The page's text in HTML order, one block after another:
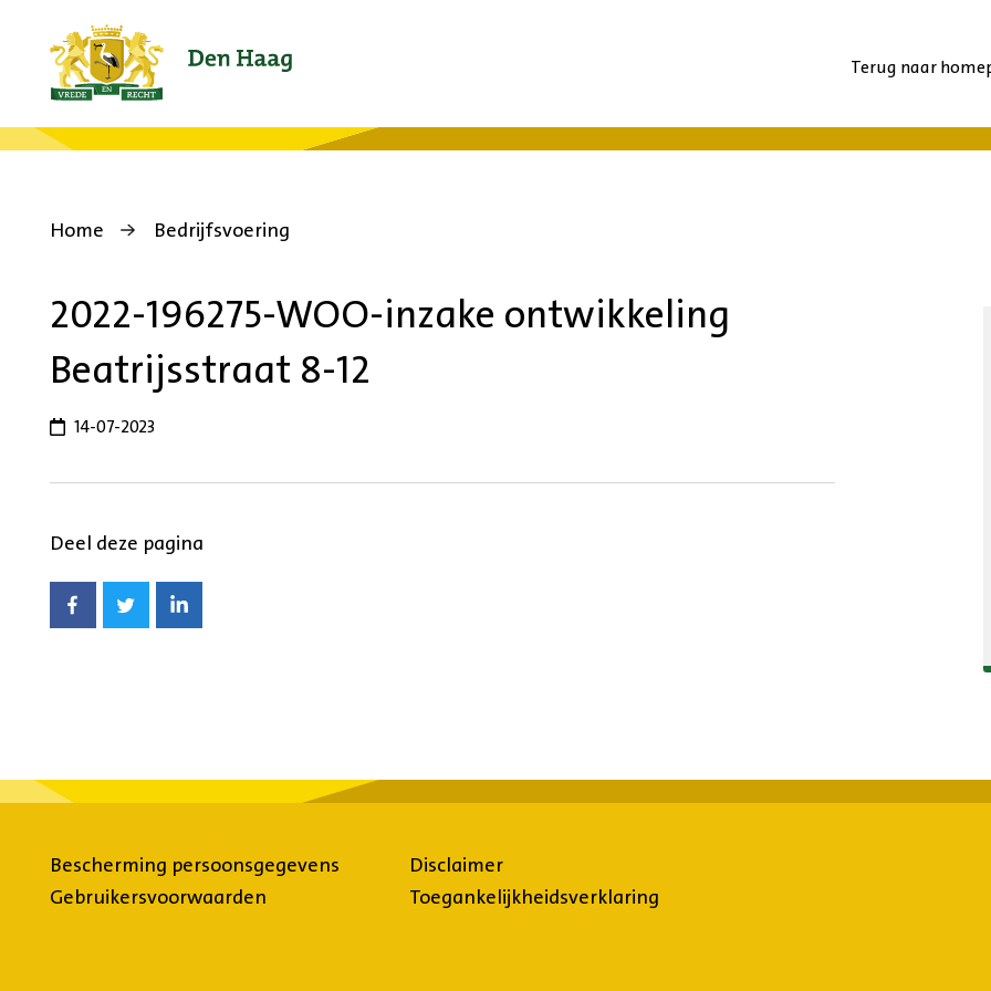
Terug naar
Home Bedrijfsvoering
2022-196275-WOO-inzake ontwikkeling
Beatrijsstraat 8-12
14-07-2023
Deel deze pagina
Delen
op
Delen
op
Delen
op
Bescherming persoonsgegevens
Gebruikersvoorwaarden
Disclaimer
Toegankelijkheidsverklaring